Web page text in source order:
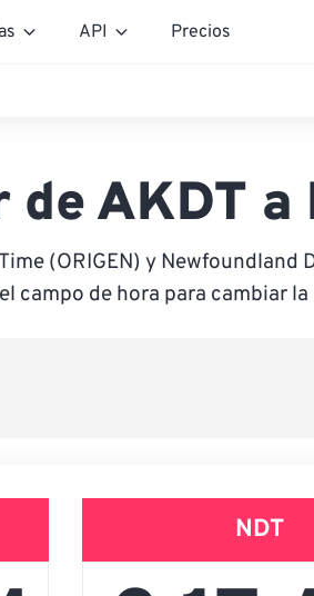
API Precios
AKDT a
(ORIGEN) y Newfoundland
campo de hora para cambiar la
NDT